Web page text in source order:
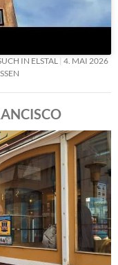
IN ELSTAL 4. MAI 2026